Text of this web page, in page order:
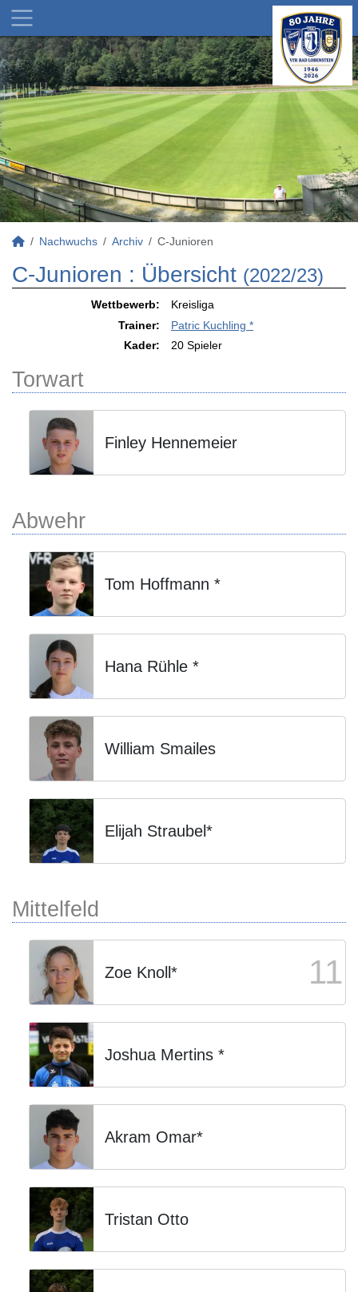
Nachwuchs Archiv C-Junioren
C-Junioren : Übersicht (2022/23)
Wettbewerb:
Kreisliga
Trainer:
Patric Kuchling *
Kader:
20 Spieler
Torwart
Finley Hennemeier
Abwehr
Tom Hoffmann *
Hana Rühle *
William Smailes
Elijah Straubel*
Mittelfeld
Zoe Knoll* 11
Joshua Mertins *
Akram Omar*
Tristan Otto